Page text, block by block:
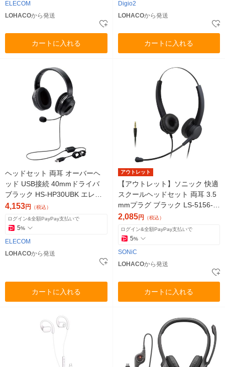
ELECOM
LOHACOから発送
カートに入れる
Digio2
LOHACOから発送
カートに入れる
ヘッドセット 両耳 オーバーヘ
ッド USB接続 40mmドライバ
ブラック HS-HP30UBK エレコ
ム 1個
4,153円 （税込）
ログイン&全額PayPay支払いで
5%
ELECOM
LOHACOから発送
カートに入れる
アウトレット
【アウトレット】ソニック 快適
スクールヘッドセット 両耳 3.5
mmプラグ ブラック LS-5156-D
1個
2,085円 （税込）
ログイン&全額PayPay支払いで
5%
SONiC
LOHACOから発送
カートに入れる